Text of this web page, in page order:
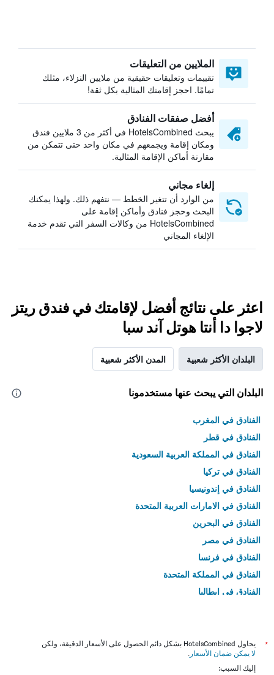
الملايين من التعليقات
تقييمات وتعليقات حقيقية من ملايين النزلاء، مثلك
تمامًا. احجز إقامتك المثالية بكل ثقة!
أفضل صفقات الفنادق
يبحث HotelsCombined في أكثر من 3 ملايين فندق
ومكان إقامة ويجمعهم في مكان واحد حتى تتمكن من
مقارنة أماكن الإقامة المثالية.
إلغاء مجاني
من الوارد أن تتغير الخطط — نتفهم ذلك. ولهذا يمكنك
البحث وحجز فنادق وأماكن إقامة على
HotelsCombined من وكالات السفر التي تقدم خدمة
الإلغاء المجاني
اعثر على نتائج أفضل لإقامتك في فندق ريتز
لاجوا دا أنتا هوتل آند سبا
البلدان الأكثر شعبية المدن الأكثر شعبية
البلدان التي يبحث عنها مستخدمونا
الفنادق في المغرب
الفنادق في قطر
الفنادق في المملكة العربية السعودية
الفنادق في تركيا
الفنادق في إندونيسيا
الفنادق في الامارات العربية المتحدة
الفنادق في البحرين
الفنادق في مصر
الفنادق في فرنسا
الفنادق في المملكة المتحدة
الفنادق في إيطاليا
*
يحاول HotelsCombined بشكل دائم الحصول على الأسعار الدقيقة، ولكن
لا يمكن ضمان الأسعار .
إليك السبب: